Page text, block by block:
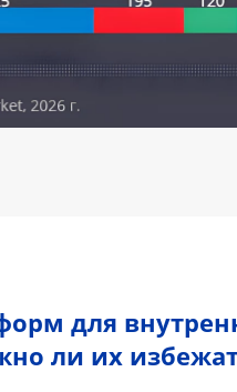
для
ли их